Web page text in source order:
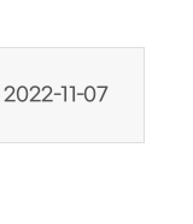
2022-11-07